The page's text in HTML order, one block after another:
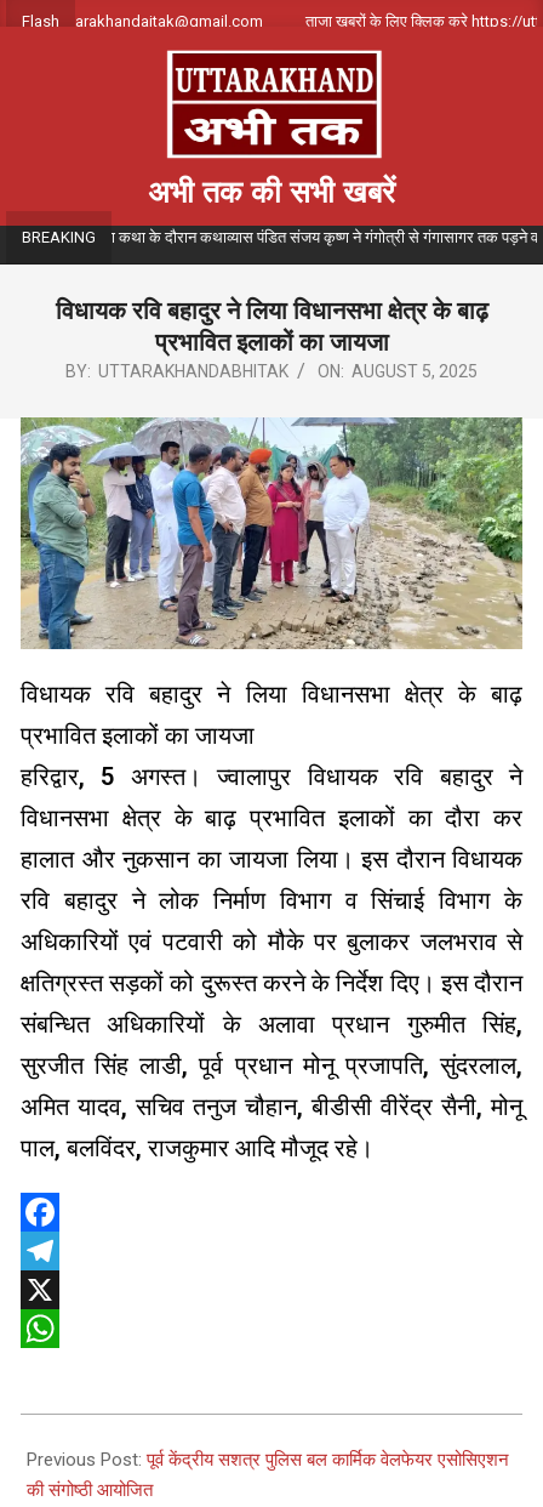
SkipFlash
करे uttarakhandajtak@gmail.com ताजा खबरों के लिए क्लिक करे https://
अभी तक की सभी खबरें
BREAKING
संगीतमय गंगा कथा के दौरान कथाव्यास पंडित संजय कृष्ण ने गंगोत्री से गंगासागर तक पड़ने वाले
विधायक रवि बहादुर ने लिया विधानसभा क्षेत्र के बाढ़
प्रभावित इलाकों का जायजा
BY: UTTARAKHANDABHITAK ON: AUGUST 5, 2025
विधायक रवि बहादुर ने लिया विधानसभा क्षेत्र के बाढ़
प्रभावित इलाकों का जायजा
हरिद्वार, 5 अगस्त। ज्वालापुर विधायक रवि बहादुर ने
विधानसभा क्षेत्र के बाढ़ प्रभावित इलाकों का दौरा कर
हालात और नुकसान का जायजा लिया। इस दौरान विधायक
रवि बहादुर ने लोक निर्माण विभाग व सिंचाई विभाग के
अधिकारियों एवं पटवारी को मौके पर बुलाकर जलभराव से
क्षतिग्रस्त सड़कों को दुरूस्त करने के निर्देश दिए। इस दौरान
संबन्धित अधिकारियों के अलावा प्रधान गुरुमीत सिंह,
सुरजीत सिंह लाडी, पूर्व प्रधान मोनू प्रजापति, सुंदरलाल,
अमित यादव, सचिव तनुज चौहान, बीडीसी वीरेंद्र सैनी, मोनू
पाल, बलविंदर, राजकुमार आदि मौजूद रहे।
Facebook
Telegram
X
08-
05
Previous Post:पूर्व केंद्रीय सशत्र पुलिस बल कार्मिक वेलफेयर एसोसिएशन
की संगोष्ठी आयोजित